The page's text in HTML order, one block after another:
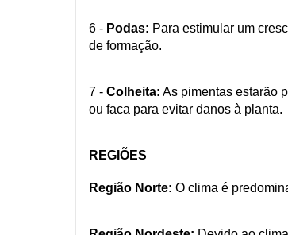
6 - Podas: Para estimular um
de formação.
7 - Colheita: As pimentas estarão
ou faca para evitar danos à planta.
REGIÕES
Região Norte: O clima é